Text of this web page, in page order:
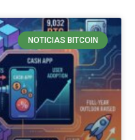
NOTICIAS BITCOIN